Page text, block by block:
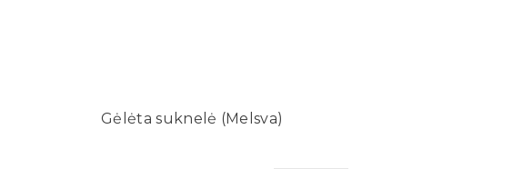
Gėlėta suknelė (Melsva)